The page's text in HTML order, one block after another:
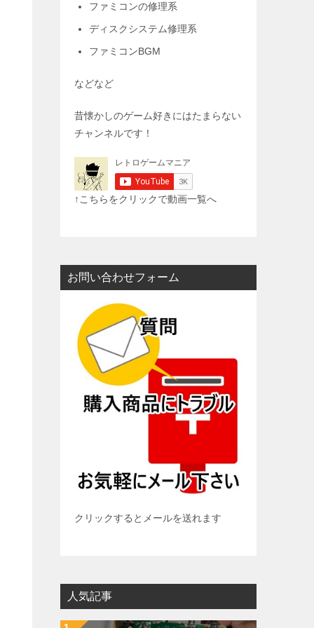
ファミコンの修理系
ディスクシステム修理系
ファミコンBGM
などなど
昔懐かしのゲーム好きにはたまらない
チャンネルです！
↑こちらをクリックで動画一覧へ
お問い合わせフォーム
クリックするとメールを送れます
人気記事